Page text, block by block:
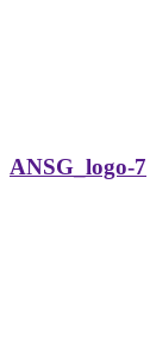
ANSG_logo-7